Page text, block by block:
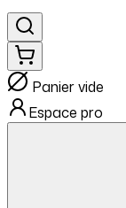
Panier vide
Espace pro